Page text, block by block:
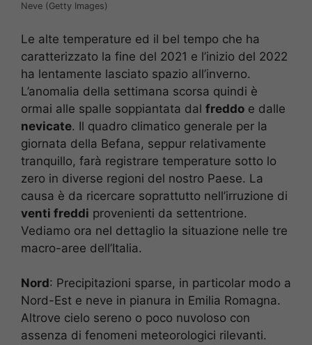
Neve (Getty Images)
Le alte temperature ed il bel tempo che ha
caratterizzato la fine del 2021 e l’inizio del 2022
ha lentamente lasciato spazio all’inverno.
L’anomalia della settimana scorsa quindi è
ormai alle spalle soppiantata dal freddo e dalle
nevicate. Il quadro climatico generale per la
giornata della Befana, seppur relativamente
tranquillo, farà registrare temperature sotto lo
zero in diverse regioni del nostro Paese. La
causa è da ricercare soprattutto nell’irruzione di
venti freddi provenienti da settentrione.
Vediamo ora nel dettaglio la situazione nelle tre
macro-aree dell’Italia.
Nord: Precipitazioni sparse, in particolar modo a
Nord-Est e neve in pianura in Emilia Romagna.
Altrove cielo sereno o poco nuvoloso con
assenza di fenomeni meteorologici rilevanti.